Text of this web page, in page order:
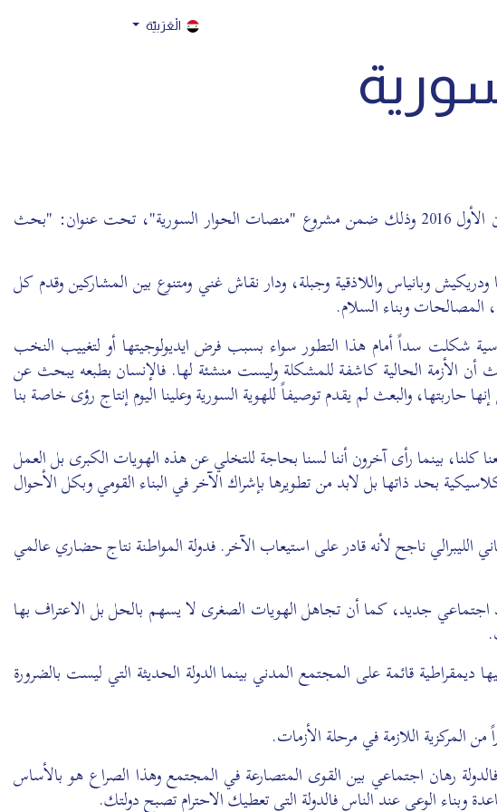
الْعَرَبيّة
بعد جلستي السويداء ودمشق أطلقت حركة البناء الوطني جلستها الحوارية الثالثة في مدينة طرطوس يوم الخميس 8 كانون الأول 2016 وذلك ضمن مشروع "منصات الحوار السورية"، تحت عنوان: "بحث
وبانياس واللاذقية وجبلة، ودار نقاش غني ومتنوع بين المشاركين وقدم كل
المصالحات وبناء السلام.
شكلت سداً أمام هذا التطور سواء بسبب فرض ايديولوجيتها أو لتغييب النخب
أن الأزمة الحالية كاشفة للمشكلة وليست منشئة لها. فالإنسان بطبعه يبحث عن
والبعث لم يقدم توصيفاً للهوية السورية وعلينا اليوم إنتاج رؤى خاصة بنا
كلنا، بينما رأى آخرون أننا لسنا بحاجة للتخلي عن هذه الهويات الكبرى بل العمل
بحد ذاتها بل لابد من تطويرها بإشراك الآخر في البناء القومي وبكل الأحوال
الليبرالي ناجح لأنه قادر على استيعاب الآخر. فدولة المواطنة نتاج حضاري عالمي
اجتماعي جديد، كما أن تجاهل الهويات الصغرى لا يسهم بالحل بل الاعتراف بها
ديمقراطية قائمة على المجتمع المدني بينما الدولة الحديثة التي ليست بالضرورة
اللازمة في مرحلة الأزمات.
فالدولة رهان اجتماعي بين القوى المتصارعة في المجتمع وهذا الصراع هو بالأساس
الوعي عند الناس فالدولة التي تعطيك الاحترام تصبح دولتك.
الجامعة عبر استنهاض المجتمع السوري ضمن مقومات
والتنمية